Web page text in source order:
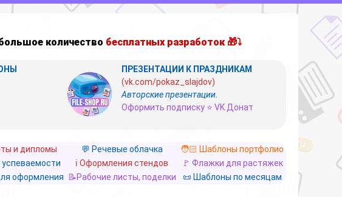
количество бесплатных разработок 🎁⤵
ПРЕЗЕНТАЦИИ К ПРАЗДНИКАМ
(vk.com/pokaz_slajdov)
Авторские презентации.
Оформить подписку ⭐ VK Донат
и дипломы 💬 Речевые облачка
🧑🏻 Шаблоны портфолио
успеваемости ℹ️ Оформления стендов
🚩 Флажки для растяжек
оформления 📝Рабочие листы, поделки 📜 Шаблоны по месяцам